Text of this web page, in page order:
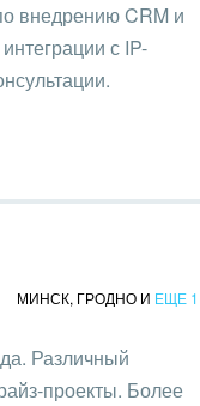
внедрению CRM и
с IP-
МИНСК, ГРОДНО И ЕЩЕ 1
Различный
проекты. Более